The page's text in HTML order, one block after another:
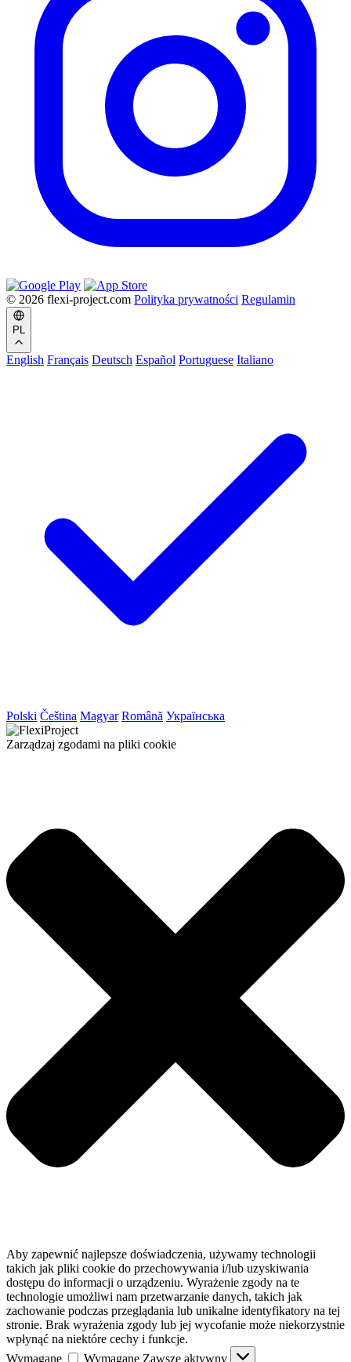
© 2026 flexi-project.com Polityka prywatności Regulamin
PL
English Français Deutsch Español Portuguese Italiano
Polski Čeština Magyar Română Українська
Zarządzaj zgodami na pliki cookie
Aby zapewnić najlepsze doświadczenia, używamy technologii
takich jak pliki cookie do przechowywania i/lub uzyskiwania
dostępu do informacji o urządzeniu. Wyrażenie zgody na te
technologie umożliwi nam przetwarzanie danych, takich jak
zachowanie podczas przeglądania lub unikalne identyfikatory na tej
stronie. Brak wyrażenia zgody lub jej wycofanie może niekorzystnie
wpłynąć na niektóre cechy i funkcje.
Wymagane
Wymagane Zawsze aktywny